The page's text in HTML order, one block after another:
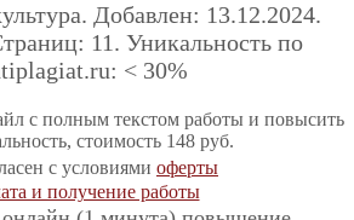
Добавлен: 13.12.2024.
11. Уникальность по
< 30%
с полным текстом работы и повысить
стоимость 148 руб.
с условиями оферты
и получение работы